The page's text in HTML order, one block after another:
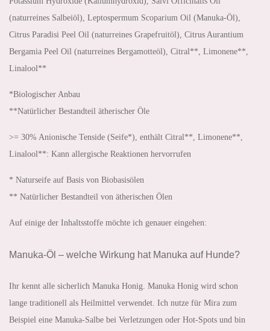
(naturreines Salbeiöl), Leptospermum Scoparium Oil (Manuka-Öl),
Citrus Paradisi Peel Oil (naturreines Grapefruitöl), Citrus Aurantium
Bergamia Peel Oil (naturreines Bergamotteöl), Citral**, Limonene**,
Linalool**
*Biologischer Anbau
**Natürlicher Bestandteil ätherischer Öle
>= 30% Anionische Tenside (Seife*), enthält Citral**, Limonene**,
Linalool**: Kann allergische Reaktionen hervorrufen
* Naturseife auf Basis von Biobasisölen
** Natürlicher Bestandteil von ätherischen Ölen
Auf einige der Inhaltsstoffe möchte ich genauer eingehen:
Manuka-Öl – welche Wirkung hat Manuka auf Hunde?
Ihr kennt alle sicherlich Manuka Honig. Manuka Honig wird schon
lange traditionell als Heilmittel verwendet. Ich nutze für Mira zum
Beispiel eine Manuka-Salbe bei Verletzungen oder Hot-Spots und bin